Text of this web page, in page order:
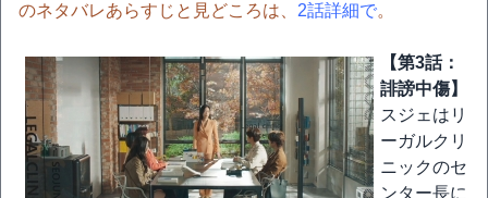
のネタバレあらすじと見どころは、 2話詳細で。
【第3話：
誹謗中傷】
スジェはリ
ーガルクリ
ニックのセ
ンター長に